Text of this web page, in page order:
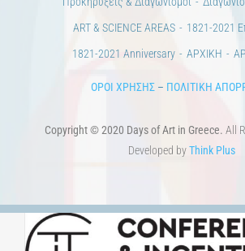
ART & SCIENCE AREAS
1821-2021
1821-2021 Anniversary
ΑΡΧΙΚΗ
ΟΡΟΙ ΧΡΗΣΗΣ– ΠΟΛΙΤΙΚΗ
Copyright © 2020 Days of Art in Greece. All
Developed byThink Plus